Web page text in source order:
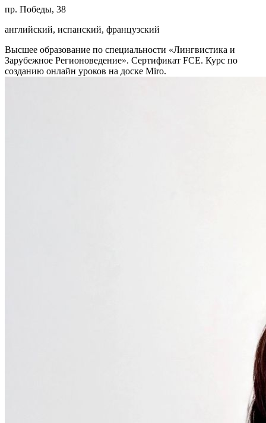
пр. Победы, 38
английский, испанский, французский
Высшее образование по специальности «Лингвистика и
Зарубежное Регионоведение». Сертификат FCE. Курс по
созданию онлайн уроков на доске Miro.